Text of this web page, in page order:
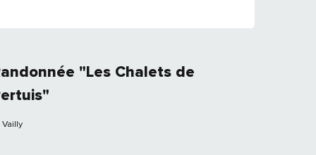
"Les Chalets de
Vailly